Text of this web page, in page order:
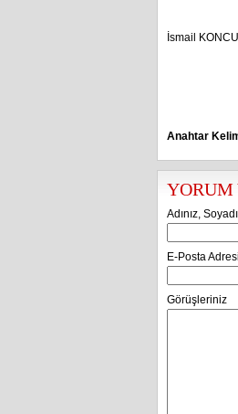
İsmail
Anahtar
YORUM
Adınız,
E-Posta
Görüşleriniz